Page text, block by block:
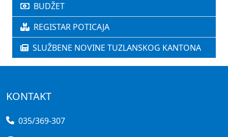
BUDŽET
REGISTAR POTICAJA
SLUŽBENE NOVINE TUZLANSKOG KANTONA
KONTAKT
035/369-307